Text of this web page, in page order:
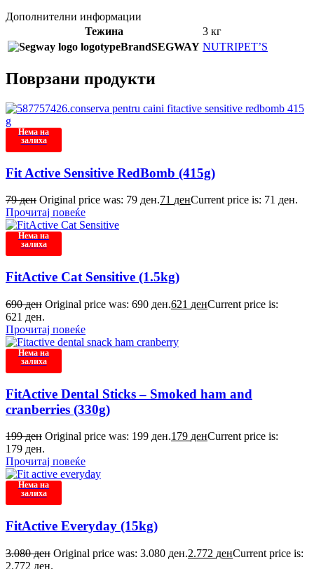
Дополнителни информации
Тежина
3 кг
BrandSEGWAY NUTRIPET’S
Поврзани продукти
Нема на
залиха
Fit Active Sensitive RedBomb (415g)
79ден Original price was: 79 ден.71 денCurrent price is: 71 ден.
Прочитај повеќе
Нема на
залиха
FitActive Cat Sensitive (1.5kg)
690ден Original price was: 690 ден.621 денCurrent price is:
621 ден.
Прочитај повеќе
Нема на
залиха
FitActive Dental Sticks – Smoked ham and
cranberries (330g)
199ден Original price was: 199 ден.179 денCurrent price is:
179 ден.
Прочитај повеќе
Нема на
залиха
FitActive Everyday (15kg)
3.080ден Original price was: 3.080 ден.2.772 денCurrent price is:
2.772 ден.